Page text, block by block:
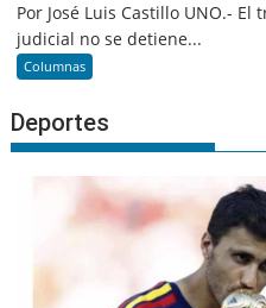
Por José Luis Castillo UNO.-
judicial no se detiene...
Columnas
Deportes